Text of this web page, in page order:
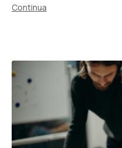
Continua